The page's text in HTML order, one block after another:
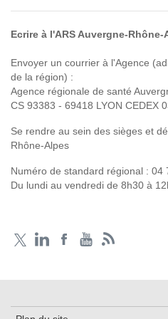
Ecrire à l'ARS Auvergne-Rhône-
Envoyer un courrier à l'Agence
de la région) :
Agence régionale de santé
CS 93383 - 69418 LYON CEDEX
Se rendre au sein des sièges et
Rhône-Alpes
Numéro de standard régional : 04
Du lundi au vendredi de 8h30 à